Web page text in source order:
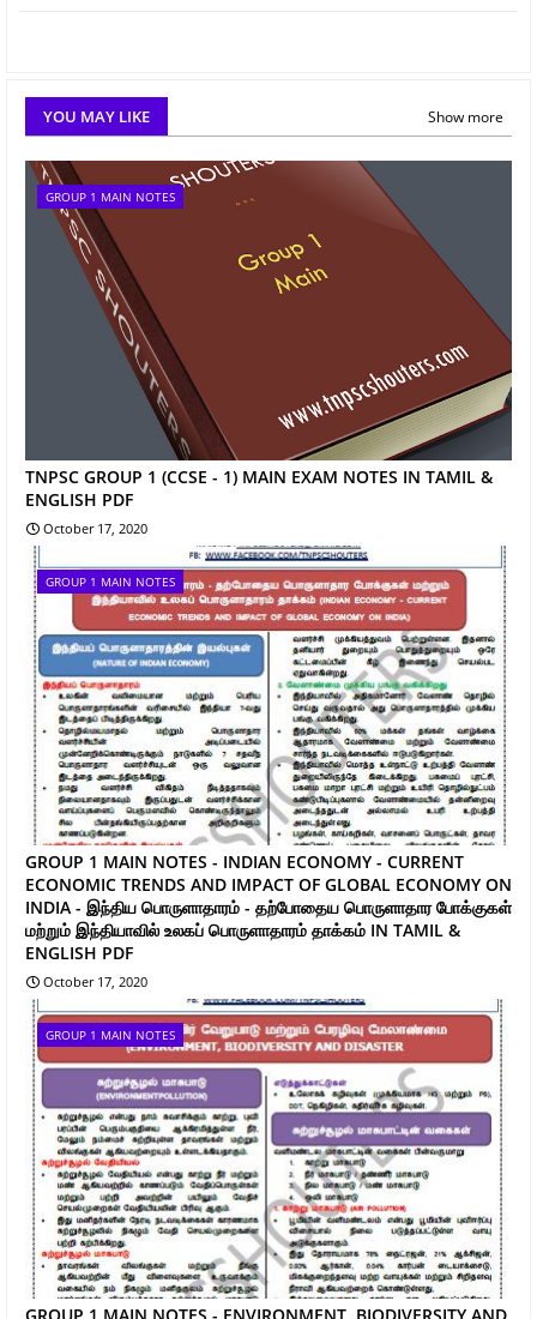
YOU MAY LIKE Show more
GROUP 1 MAIN NOTES
TNPSC GROUP 1 (CCSE - 1) MAIN EXAM NOTES IN TAMIL &
ENGLISH PDF
October 17, 2020
GROUP 1 MAIN NOTES
GROUP 1 MAIN NOTES - INDIAN ECONOMY - CURRENT
ECONOMIC TRENDS AND IMPACT OF GLOBAL ECONOMY ON
INDIA - இந்திய பொருளாதாரம் - தற்போதைய பொருளாதார போக்குகள்
மற்றும் இந்தியாவில் உலகப் பொருளாதாரம் தாக்கம் IN TAMIL &
ENGLISH PDF
October 17, 2020
GROUP 1 MAIN NOTES